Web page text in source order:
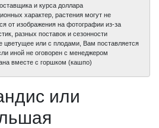
и курса доллара
характер, растения могут не
от изображения на фотографии из-за
разных поставок и сезонности
цветущее или с плодами, Вам поставляется
иной не оговорен с менеджером
вместе с горшком (кашпо)
или